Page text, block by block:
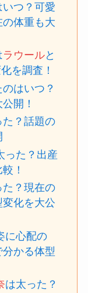
つ？可愛
の体重も大
ラウールと
を調査！
はいつ？
開！
た？話題の
った？出産
！
た？現在の
化を大公
に心配の
かる体型
は太った？